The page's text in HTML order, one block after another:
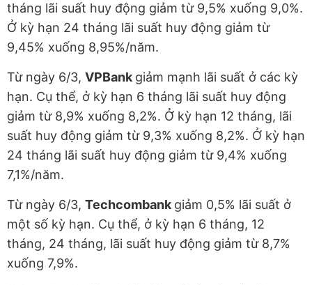
tháng lãi suất huy động giảm từ 9,5% xuống 9,0%.
Ở kỳ hạn 24 tháng lãi suất huy động giảm từ
9,45% xuống 8,95%/năm.
Từ ngày 6/3, VPBankgiảm mạnh lãi suất ở các kỳ
hạn. Cụ thể, ở kỳ hạn 6 tháng lãi suất huy động
giảm từ 8,9% xuống 8,2%. Ở kỳ hạn 12 tháng, lãi
suất huy động giảm từ 9,3% xuống 8,2%. Ở kỳ hạn
24 tháng lãi suất huy động giảm từ 9,4% xuống
7,1%/năm.
Từ ngày 6/3, Techcombankgiảm 0,5% lãi suất ở
một số kỳ hạn. Cụ thể, ở kỳ hạn 6 tháng, 12
tháng, 24 tháng, lãi suất huy động giảm từ 8,7%
xuống 7,9%.